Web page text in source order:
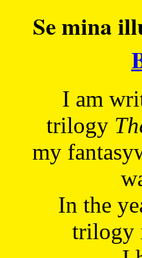
Se mina
I am
trilogy
my
In the
trilogy